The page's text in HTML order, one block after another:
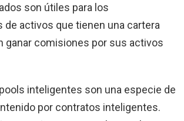
son útiles para los
de activos que tienen una cartera
ganar comisiones por sus activos
inteligentes son una especie de
por contratos inteligentes.